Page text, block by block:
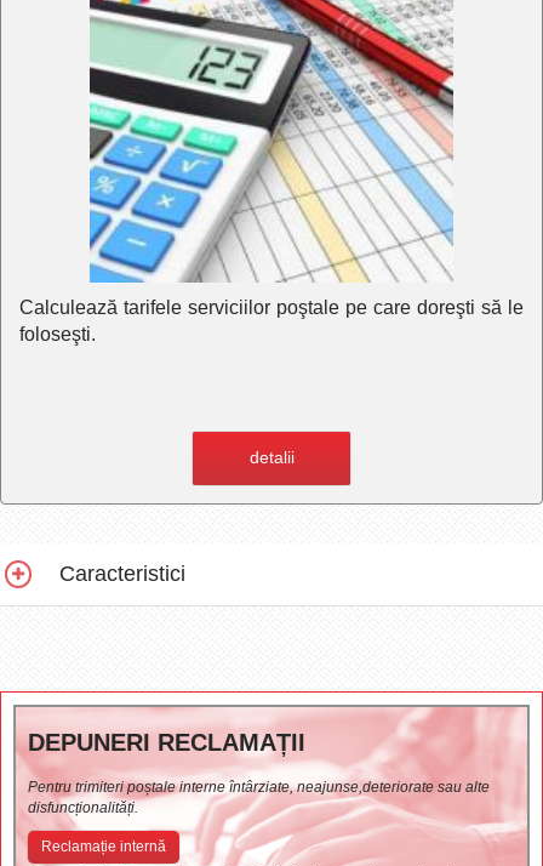
Calculează tarifele serviciilor poştale pe care doreşti să le
foloseşti.
detalii
Caracteristici
DEPUNERI RECLAMAȚII
Pentru trimiteri poștale interne întârziate, neajunse,deteriorate sau alte
disfuncționalități.
Reclamație internă